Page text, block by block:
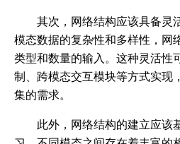
其次，网络结构应该具备灵
模态数据的复杂性和多样性，网
类型和数量的输入。这种灵活性
制、跨模态交互模块等方式实现
集的需求。
此外，网络结构的建立应该
问题都可以问我。
09:46